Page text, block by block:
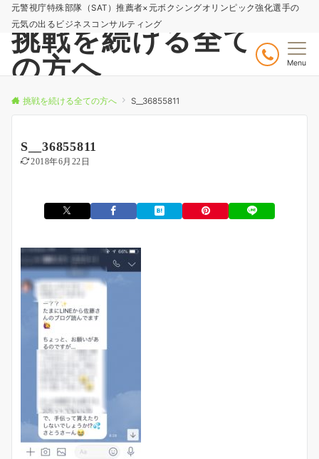
元警視庁特殊部隊（SAT）推薦者×元ボクシングオリンピック強化選手の
元気の出るビジネスコンサルティング
挑戦を続ける全て
の方へ
Menu
挑戦を続ける全ての方へ S__36855811
S__36855811
2018年6月22日